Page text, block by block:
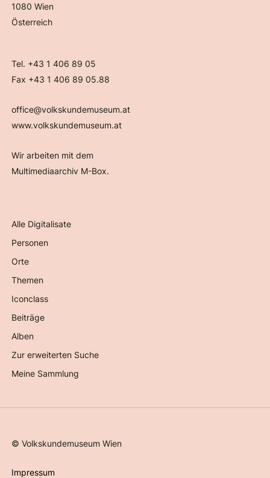
1080 Wien
Österreich
Tel. +43 1 406 89 05
Fax +43 1 406 89 05.88
office@volkskundemuseum.at
www.volkskundemuseum.at
Wir arbeiten mit dem
Multimediaarchiv M-Box.
Alle Digitalisate
Personen
Orte
Themen
Iconclass
Beiträge
Alben
Zur erweiterten Suche
Meine Sammlung
©Volkskundemuseum Wien
Impressum